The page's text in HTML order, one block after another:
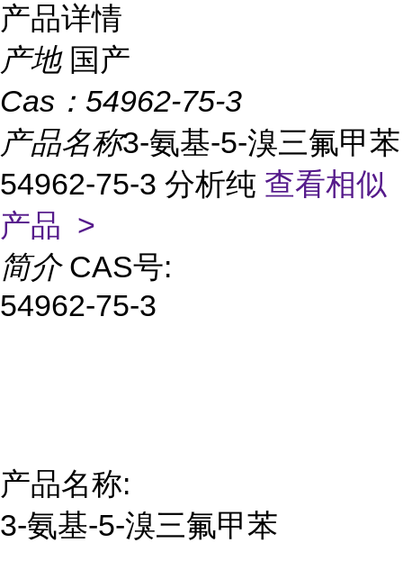
产品详情
产地 国产
Cas： 54962-75-3
产品名称3-氨基-5-溴三氟甲苯
54962-75-3 分析纯 查看相似
产品 >
简介 CAS号:
54962-75-3
产品名称:
3-氨基-5-溴三氟甲苯